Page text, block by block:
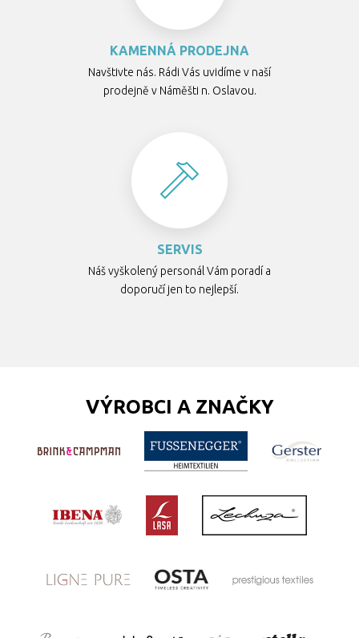
KAMENNÁ PRODEJNA
Navštivte nás. Rádi Vás uvidíme v naší
prodejně v Náměšti n. Oslavou.
SERVIS
Náš vyškolený personál Vám poradí a
doporučí jen to nejlepší.
VÝROBCI A ZNAČKY